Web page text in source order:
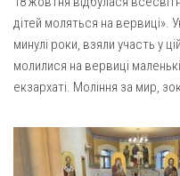
Архистратига
Покрови
Парафія Різдва
(Красноград)
Газета Християнський голос
Надруковані числа
Молитви
Рух pro-life
дітей моляться на вервиці».
минулі роки, взяли участь у
молилися на вервиці
екзархаті. Моління за мир,